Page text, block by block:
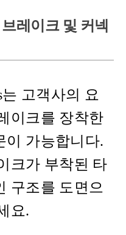
브레이크 및 커넥
는 고객사의 요
이크를 장착한
이 가능합니다.
크가 부착된 타
구조를 도면으
요.